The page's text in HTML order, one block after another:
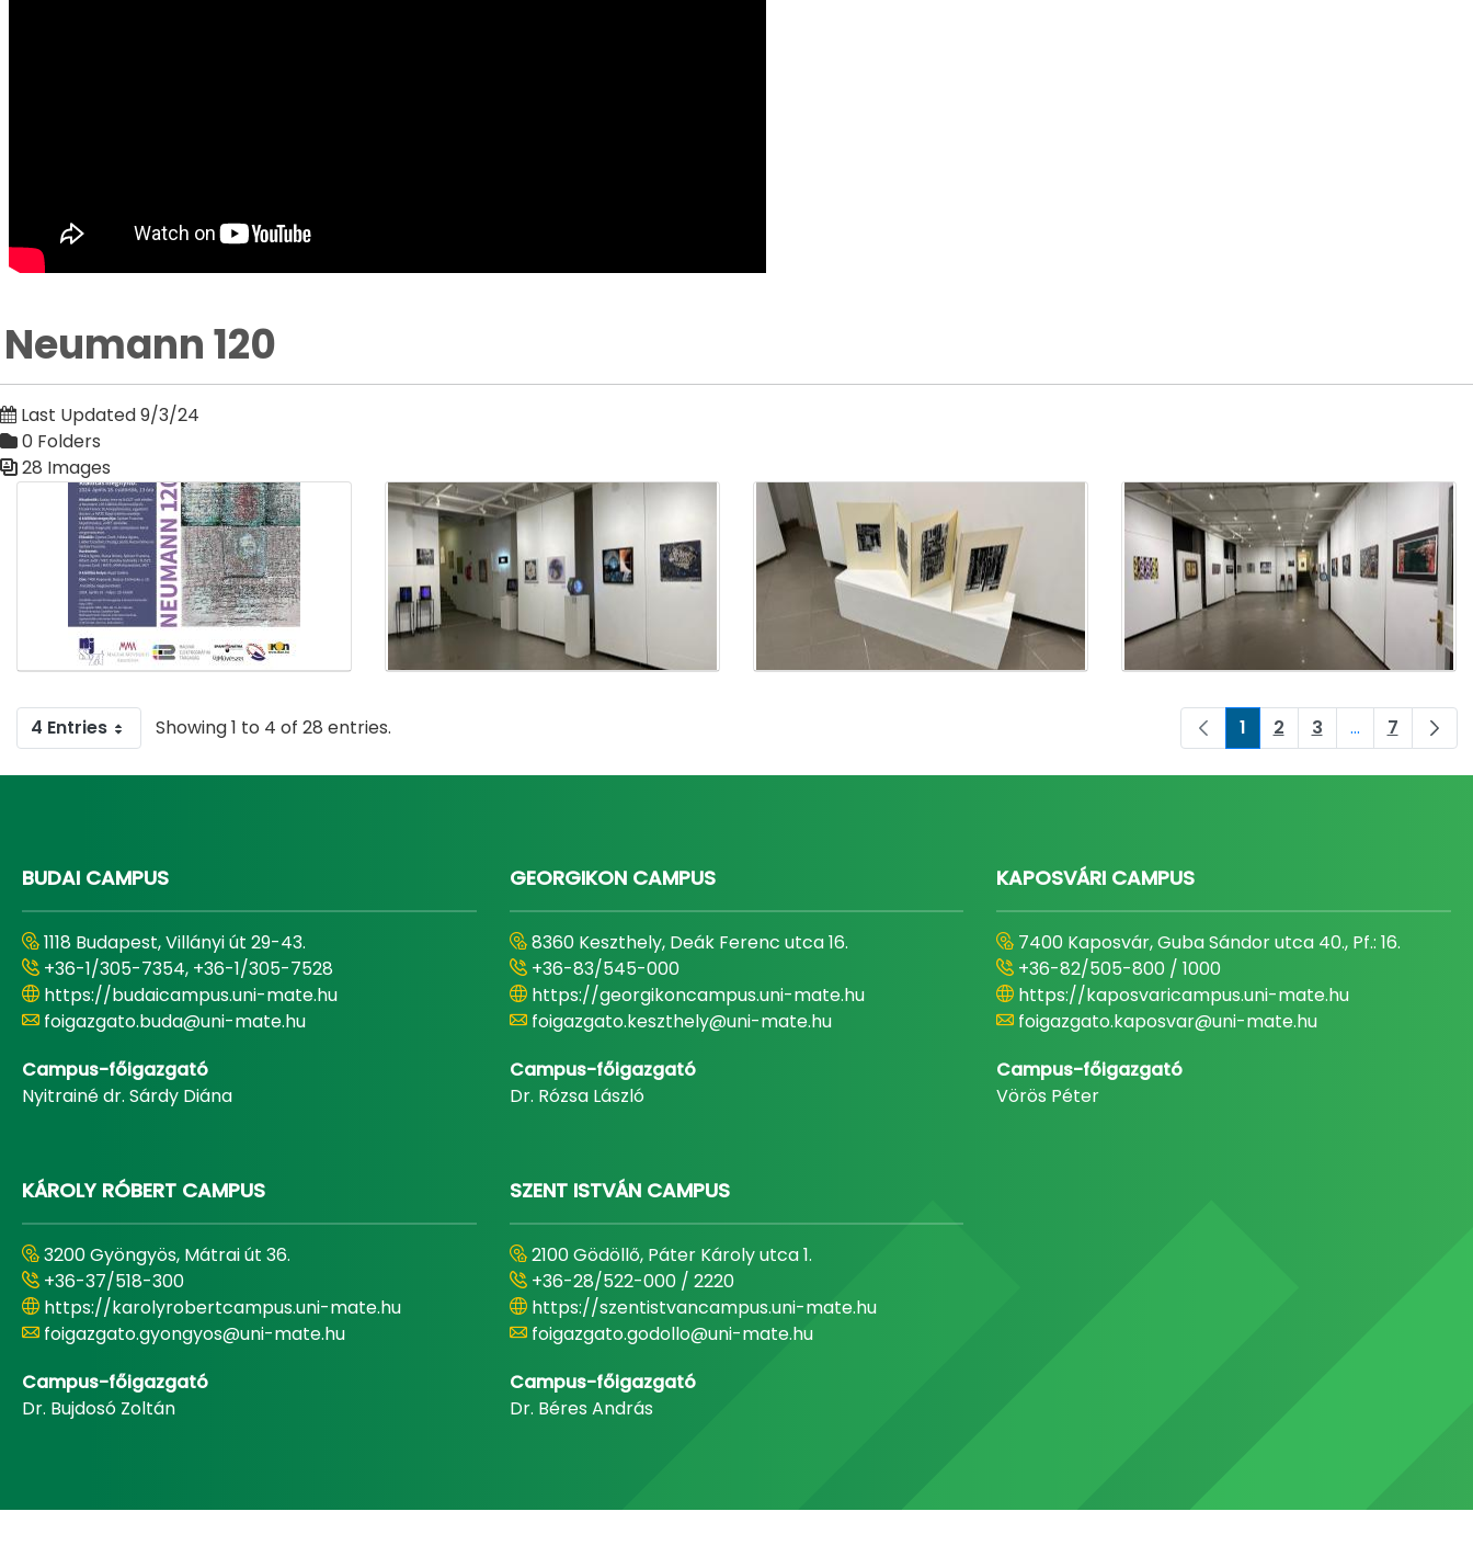
Neumann 120
Last Updated 9/3/24
0 Folders
28 Images
Media Gallery
4 Entries Showing 1 to 4 of 28 entries. Page
1 Page
2 Page
3 ...Intermediate
Page
7
BUDAI CAMPUS
1118 Budapest, Villányi út 29-43.
+36-1/305-7354, +36-1/305-7528
https://budaicampus.uni-mate.hu
foigazgato.buda@uni-mate.hu
Campus-főigazgató
Nyitrainé dr. Sárdy Diána
GEORGIKON CAMPUS
8360 Keszthely, Deák Ferenc utca 16.
+36-83/545-000
https://georgikoncampus.uni-mate.hu
foigazgato.keszthely@uni-mate.hu
Campus-főigazgató
Dr. Rózsa László
KAPOSVÁRI CAMPUS
7400 Kaposvár, Guba Sándor utca 40., Pf.: 16.
+36-82/505-800 / 1000
https://kaposvaricampus.uni-mate.hu
foigazgato.kaposvar@uni-mate.hu
Campus-főigazgató
Vörös Péter
KÁROLY RÓBERT CAMPUS
3200 Gyöngyös, Mátrai út 36.
+36-37/518-300
https://karolyrobertcampus.uni-mate.hu
foigazgato.gyongyos@uni-mate.hu
Campus-főigazgató
Dr. Bujdosó Zoltán
SZENT ISTVÁN CAMPUS
2100 Gödöllő, Páter Károly utca 1.
+36-28/522-000 / 2220
https://szentistvancampus.uni-mate.hu
foigazgato.godollo@uni-mate.hu
Campus-főigazgató
Dr. Béres András